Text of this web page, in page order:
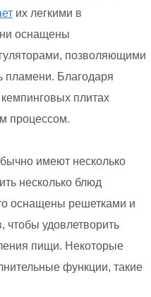
их легкими в
оснащены
позволяющими
пламени. Благодаря
плитах
процессом.
имеют несколько
несколько блюд
оснащены решетками и
чтобы удовлетворить
пищи. Некоторые
функции, такие